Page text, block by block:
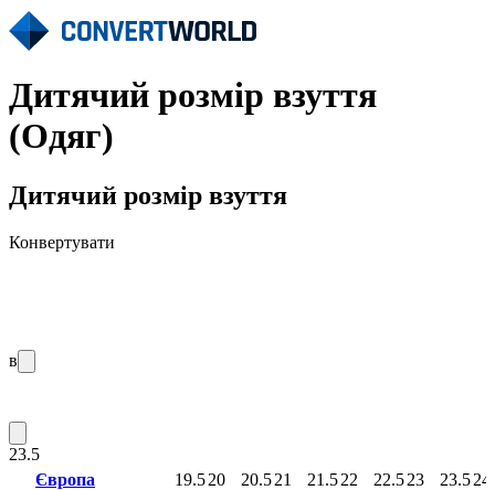
Дитячий розмір взуття
(Одяг)
Дитячий розмір взуття
Конвертувати
в
23.5
Європа
19.520 20.521 21.522 22.523 23.524